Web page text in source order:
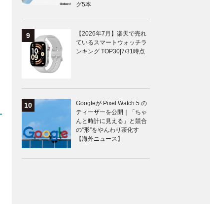
グ5本
【2026年7月】楽天で売れ
ているスマートウォッチラ
ンキング TOP30|7/31時点
Googleが Pixel Watch 5 の
ティーザーを公開｜「ちゃ
んと時計に見える」と競合
の“形”をやんわり茶化す
【海外ニュース】